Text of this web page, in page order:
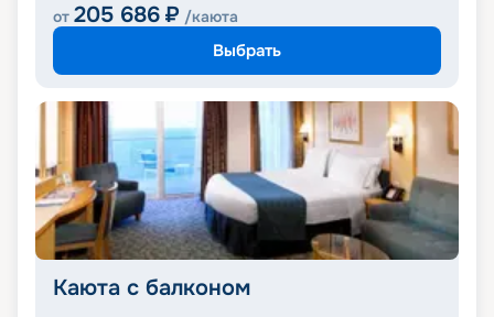
от 205 686 ₽ /каюта
Выбрать
Каюта с балконом